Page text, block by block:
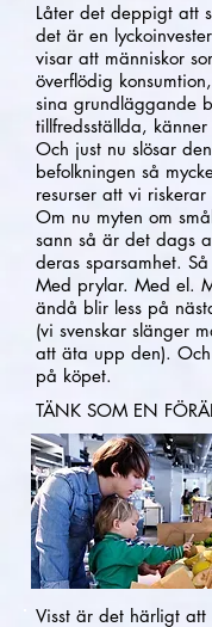
Låter det deppigt att
det är en
visar att människor
överflödig
sina grundläggande
tillfredsställda,
Och just nu slösar
befolkningen så
resurser att vi riskerar
Om nu myten om
sann så är det dags
deras sparsamhet.
Med prylar. Med el.
ändå blir less på
(vi svenskar slänger
att äta upp den).
på köpet.
TÄNK SOM EN
Visst är det härligt att